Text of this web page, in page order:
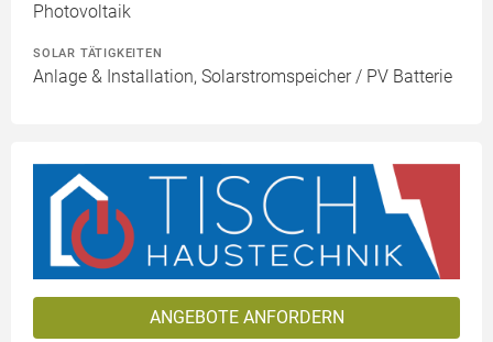
Photovoltaik
SOLAR TÄTIGKEITEN
Anlage & Installation, Solarstromspeicher / PV Batterie
ANGEBOTE ANFORDERN